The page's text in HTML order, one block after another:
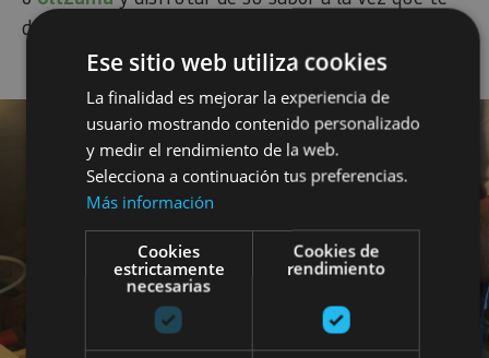
deleitas con sus paisajes.
Ese sitio web utiliza cookies
La finalidad es mejorar la experiencia de
usuario mostrando contenido personalizado
y medir el rendimiento de la web.
Selecciona a continuación tus preferencias.
Más información
Cookies
estrictamente
necesarias
Cookies de
rendimiento